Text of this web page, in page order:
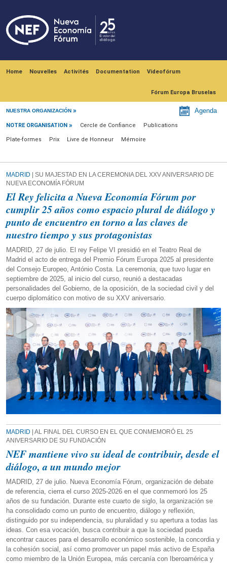
Home Nouvelles Activités Documentation Videofórum
Fórum Europa Bruselas
NUESTRA ORGANIZACIÓN Agenda
Notre Organisation
NOTRE ORGANISATION Cercle de Confiance Publications
Plate-formes Prix Livre de Honneur Mémoire
MADRID | SU MAJESTAD EN LA CEREMONIA DEL XXV ANIVERSARIO DE
NUEVA ECONOMÍA FÓRUM
El Rey felicita a Nueva Economía Fórum por
cumplir 25 años como espacio plural de diálogo y
punto de encuentro en torno a las claves de
nuestro tiempo y sus protagonistas
MADRID, 27 de julio. El rey Felipe VI presidió en el Teatro Real de
Madrid el acto de entrega del Premio Fórum Europa 2025 al presidente
del Consejo Europeo, António Costa. La ceremonia, que tuvo lugar en
septiembre de 2025, al inicio del curso, reunió a destacadas
personalidades del Gobierno, de la oposición, de la sociedad civil y del
cuerpo diplomático con motivo de su XXV aniversario.
MADRID | AL FINAL DEL CURSO EN EL QUE CONMEMORÓ EL 25
ANIVERSARIO DE SU FUNDACIÓN
NEF mantiene vivo su ideal de contribuir, desde el
diálogo, a un mundo mejor
MADRID, 27 de julio. Nueva Economía Fórum, organización de debate
de referencia, cierra el curso 2025-2026 en el que conmemoró los 25
años de su fundación. Durante este cuarto de siglo, la organización se
ha consolidado como un punto de encuentro, diálogo y reflexión,
distinguido por su independencia, su pluralidad y su apertura a todas las
ideas. Con esa vocación, busca contribuir a que la sociedad pueda
encontrar cauces para el desarrollo económico sostenible, la concordia y
la cohesión social, así como promover un papel más activo de España
como miembro de la Unión Europea, más cercanía con Iberoamérica y